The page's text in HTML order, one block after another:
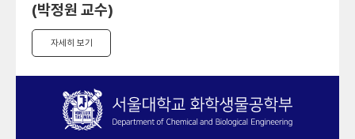
(박정원 교수)
자세히 보기